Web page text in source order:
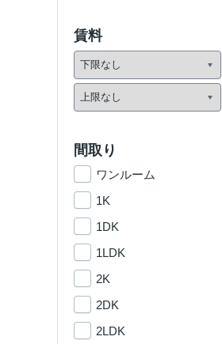
賃料
間取り
ワンルーム
1K
1DK
1LDK
2K
2DK
2LDK